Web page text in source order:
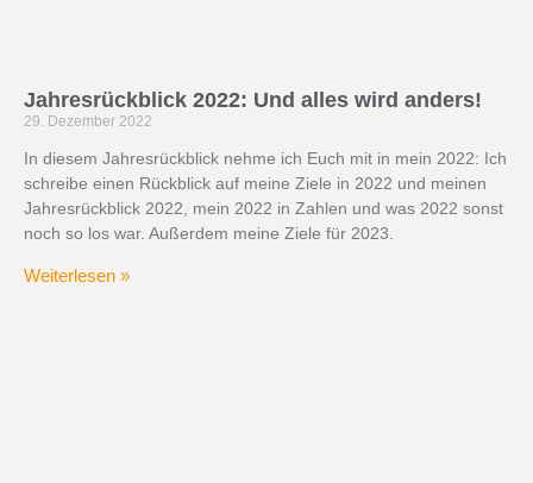
Jahresrückblick 2022: Und alles wird anders!
29. Dezember 2022
In diesem Jahresrückblick nehme ich Euch mit in mein 2022: Ich
schreibe einen Rückblick auf meine Ziele in 2022 und meinen
Jahresrückblick 2022, mein 2022 in Zahlen und was 2022 sonst
noch so los war. Außerdem meine Ziele für 2023.
Weiterlesen »